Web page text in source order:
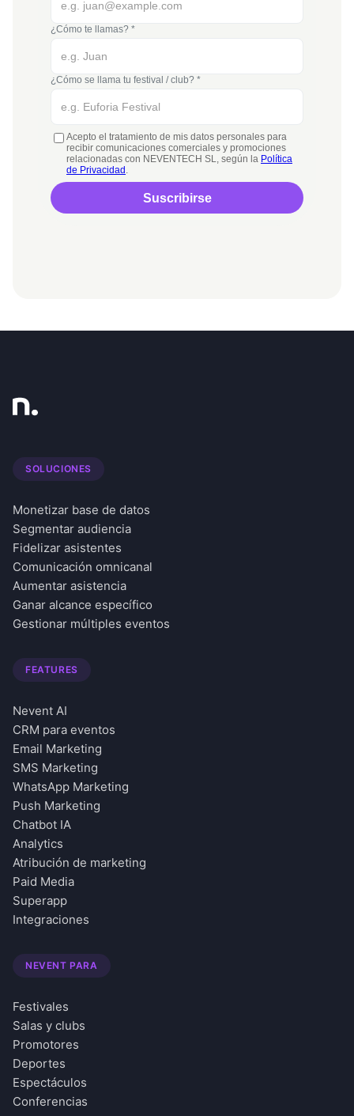
SOLUCIONES
Monetizar base de datos
Segmentar audiencia
Fidelizar asistentes
Comunicación omnicanal
Aumentar asistencia
Ganar alcance específico
Gestionar múltiples eventos
FEATURES
Nevent AI
CRM para eventos
Email Marketing
SMS Marketing
WhatsApp Marketing
Push Marketing
Chatbot IA
Analytics
Atribución de marketing
Paid Media
Superapp
Integraciones
NEVENT PARA
Festivales
Salas y clubs
Promotores
Deportes
Espectáculos
Conferencias